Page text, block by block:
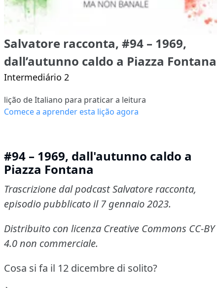
Salvatore racconta, #94 – 1969,
dall’autunno caldo a Piazza Fontana
Intermediário 2
lição de Italiano para praticar a leitura
Comece a aprender esta lição agora
#94 – 1969, dall'autunno caldo a
Piazza Fontana
Trascrizione dal podcast Salvatore racconta,
episodio pubblicato il 7 gennaio 2023.
Distribuito con licenza Creative Commons CC-BY
4.0 non commerciale.
Cosa si fa il 12 dicembre di solito?